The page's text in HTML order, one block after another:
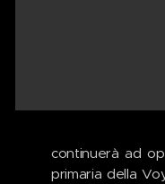
continuerà ad
primaria della